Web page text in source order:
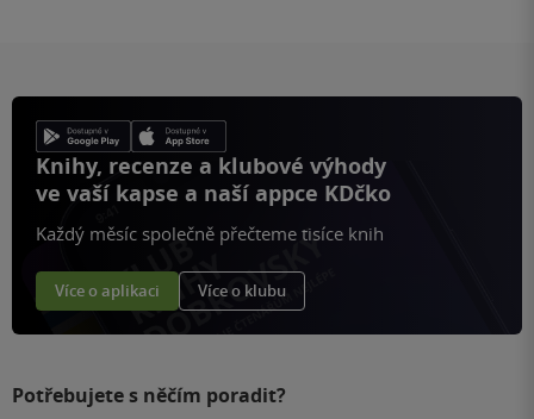
Knihy, recenze a klubové výhody
ve vaší kapse a naší appce KDčko
Každý měsíc společně přečteme tisíce knih
Více o aplikaci Více o klubu
Potřebujete s něčím poradit?